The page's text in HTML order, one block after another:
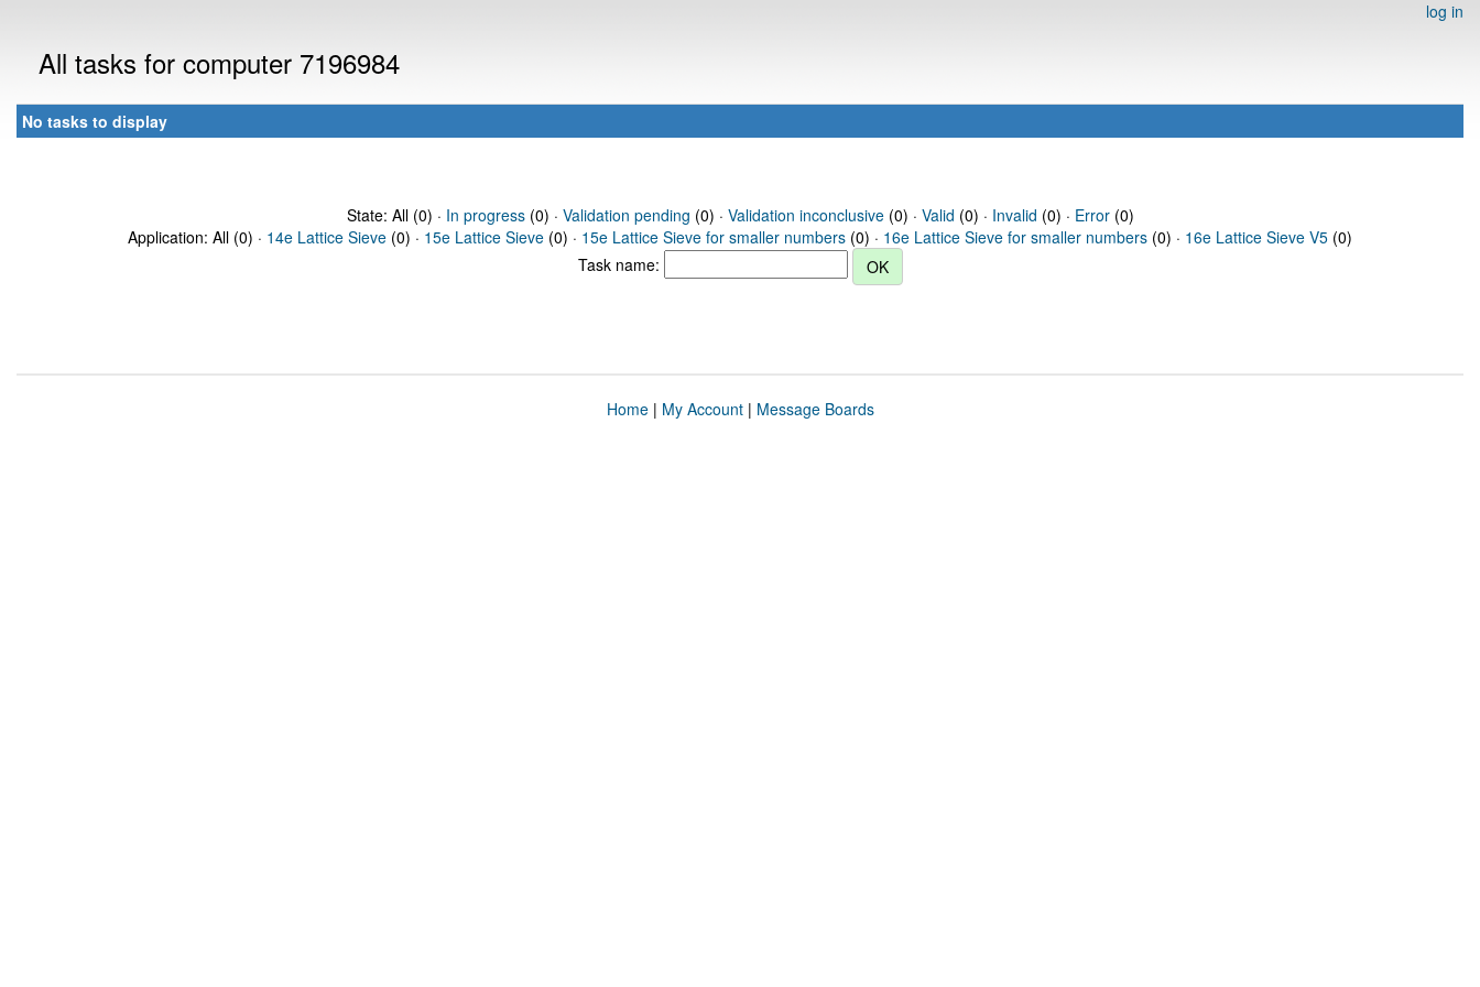
log in
All tasks for computer 7196984
No tasks to display
State: All (0) · In progress(0) · Validation pending (0) · Validation inconclusive(0) · Valid (0) · Invalid (0) · Error(0)
Application: All (0) · 14e Lattice Sieve (0) · 15e Lattice Sieve (0) · 15e Lattice Sieve for smaller numbers (0) · 16e Lattice Sieve for smaller numbers (0) · 16e Lattice Sieve V5 (0)
Task name:
Home| My Account| Message Boards